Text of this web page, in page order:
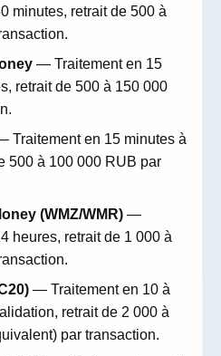
minutes, retrait de 500 à
— Traitement en 15
retrait de 500 à 150 000
Traitement en 15 minutes à
500 à 100 000 RUB par
(WMZ/WMR) —
heures, retrait de 1 000 à
— Traitement en 10 à
retrait de 2 000 à
par transaction.